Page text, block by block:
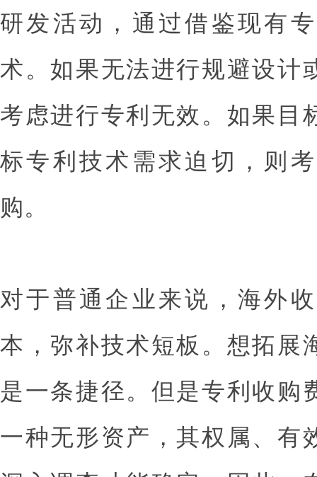
研发活动，通过借鉴现有
术。如果无法进行规避设计
考虑进行专利无效。如果目
标专利技术需求迫切，则
购。
对于普通企业来说，海外
本，弥补技术短板。想拓展
是一条捷径。但是专利收购
一种无形资产，其权属、有